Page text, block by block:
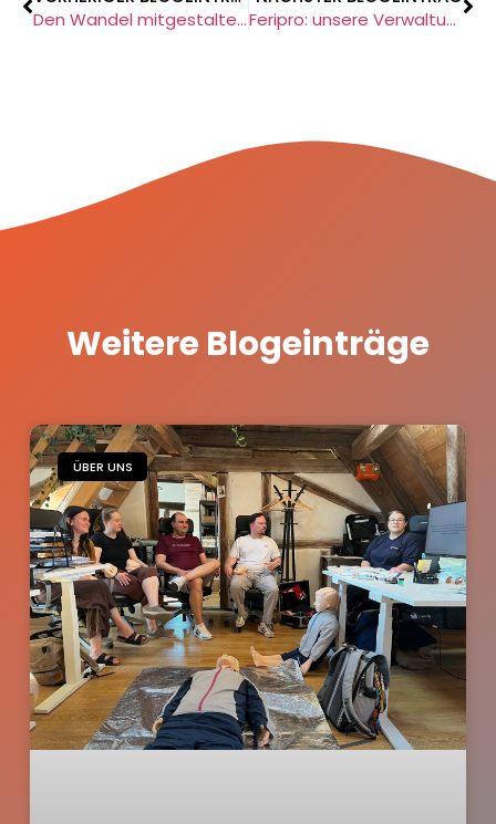
Den Wandel mitgestalten: Warum Gremienarbeit wichtig ist
Feripro: unsere Verwaltungssoftware für Ferienprogramme
Weitere Blogeinträge
ÜBER UNS